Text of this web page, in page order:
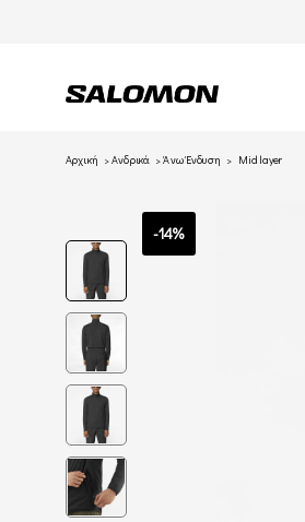
Αρχική Ανδρικά Άνω Ένδυση Midlayer
-14%